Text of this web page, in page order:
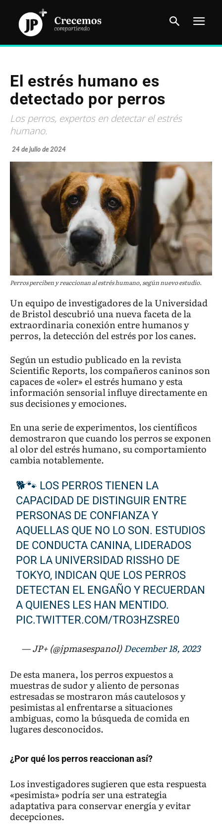
El estrés humano es
detectado por perros
Los perros, expertos en detectar el estrés
humano.
24 de julio de 2024
Perros perciben y reaccionan al estrés humano, según nuevo estudio.
Un equipo de investigadores de la Universidad
de Bristol descubrió una nueva faceta de la
extraordinaria conexión entre humanos y
perros, la detección del estrés por los canes.
Según un estudio publicado en la revista
Scientific Reports, los compañeros caninos son
capaces de «oler» el estrés humano y esta
información sensorial influye directamente en
sus decisiones y emociones.
En una serie de experimentos, los científicos
demostraron que cuando los perros se exponen
al olor del estrés humano, su comportamiento
cambia notablemente.
🐕🐾 LOS PERROS TIENEN LA
CAPACIDAD DE DISTINGUIR ENTRE
PERSONAS DE CONFIANZA Y
AQUELLAS QUE NO LO SON. ESTUDIOS
DE CONDUCTA CANINA, LIDERADOS
POR LA UNIVERSIDAD RISSHO DE
TOKYO, INDICAN QUE LOS PERROS
DETECTAN EL ENGAÑO Y RECUERDAN
A QUIENES LES HAN MENTIDO.
PIC.TWITTER.COM/TRO3HZSRE0
— JP+ (@jpmasespanol)December 18, 2023
De esta manera, los perros expuestos a
muestras de sudor y aliento de personas
estresadas se mostraron más cautelosos y
pesimistas al enfrentarse a situaciones
ambiguas, como la búsqueda de comida en
lugares desconocidos.
¿Por qué los perros reaccionan así?
Los investigadores sugieren que esta respuesta
«pesimista» podría ser una estrategia
adaptativa para conservar energía y evitar
decepciones.